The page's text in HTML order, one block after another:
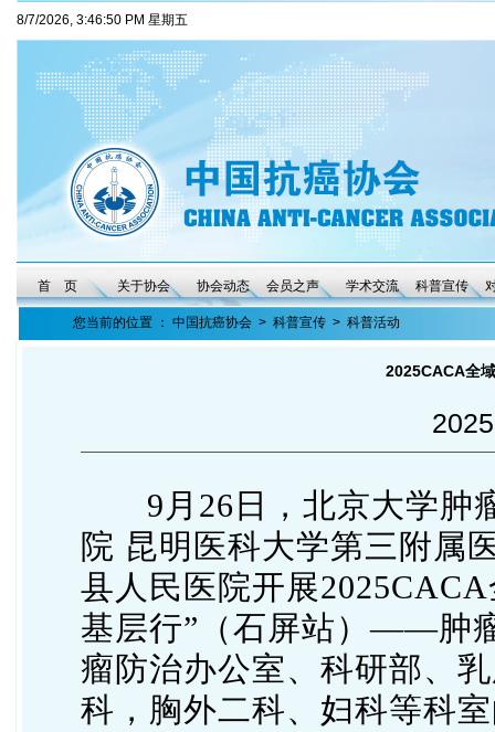
8/7/2026, 3:46:50 PM 星期五
首 页 关于协会 协会动态 会员之声 学术交流 科普宣传
您当前的位置 ： 中国抗癌协会 > 科普宣传 > 科普活动
2025CACA全
9 月26日，北京大学肿
院 昆明医科大学第三附属
县人民医院开展
基层行”（石屏站）——肿
瘤防治办公室、科研部、
科，胸外二科、妇科等科